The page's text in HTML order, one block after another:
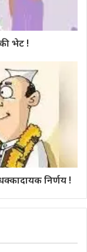
भेट !
निर्णय !